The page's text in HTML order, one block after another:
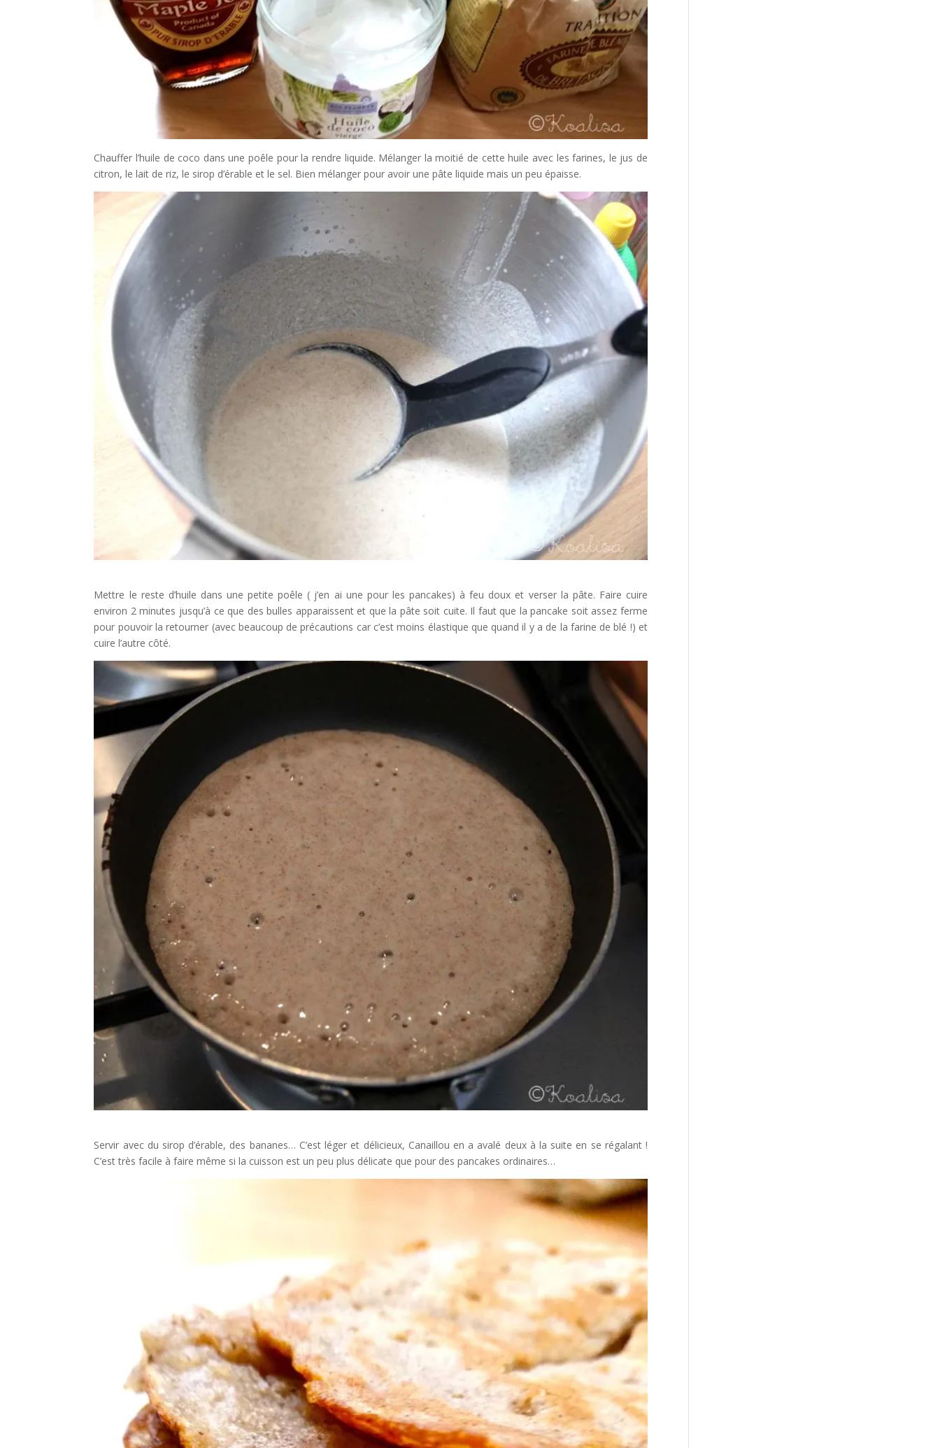
Chauffer l’huile de coco dans une poêle pour la rendre liquide. Mélanger la moitié de cette huile avec les farines, le jus de
citron, le lait de riz, le sirop d’érable et le sel. Bien mélanger pour avoir une pâte liquide mais un peu épaisse.
Mettre le reste d’huile dans une petite poêle ( j’en ai une pour les pancakes) à feu doux et verser la pâte. Faire cuire
environ 2 minutes jusqu’à ce que des bulles apparaissent et que la pâte soit cuite. Il faut que la pancake soit assez ferme
pour pouvoir la retourner (avec beaucoup de précautions car c’est moins élastique que quand il y a de la farine de blé !) et
cuire l’autre côté.
Servir avec du sirop d’érable, des bananes… C’est léger et délicieux, Canaillou en a avalé deux à la suite en se régalant !
C’est très facile à faire même si la cuisson est un peu plus délicate que pour des pancakes ordinaires…